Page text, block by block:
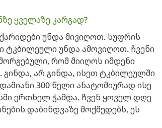
ყველაზე კარგად?
უნდა მივიღოთ. სუფრის
ტკბილეული უნდა ამოვიღოთ. ჩვენი
რომ მიიღოს იმდენი
გინდა, არ გინდა, ისეთ ტკბილეულში
300 წელი ანატომიურად ისე
ერთხელ ჭამდა. ჩვენ ყოველ დღე
დაბინდვაზე მოქმედებს, ეს